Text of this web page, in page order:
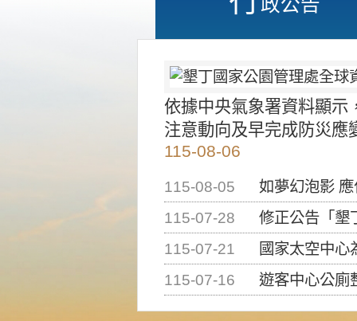
依據中央氣象署資料顯示
注意動向及早完成防災應
115-08-06
115-08-05
如夢幻泡影
115-07-28
修正公告「墾丁國家公
115-07-21
國家太空中心為辦理
115-07-16
遊客中心公廁